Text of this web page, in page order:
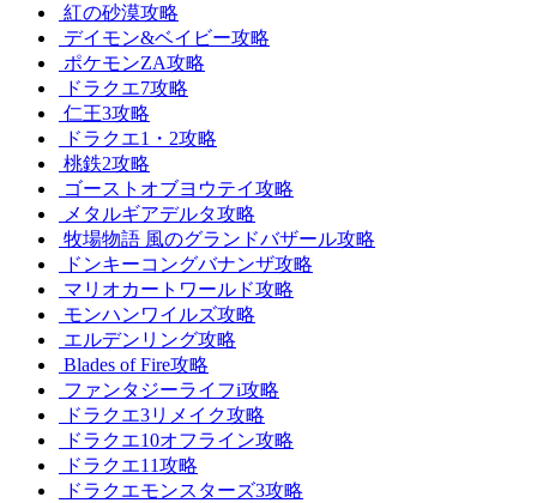
紅の砂漠攻略
デイモン&ベイビー攻略
ポケモンZA攻略
ドラクエ7攻略
仁王3攻略
ドラクエ1・2攻略
桃鉄2攻略
ゴーストオブヨウテイ攻略
メタルギアデルタ攻略
牧場物語 風のグランドバザール攻略
ドンキーコングバナンザ攻略
マリオカートワールド攻略
モンハンワイルズ攻略
エルデンリング攻略
Blades of Fire攻略
ファンタジーライフi攻略
ドラクエ3リメイク攻略
ドラクエ10オフライン攻略
ドラクエ11攻略
ドラクエモンスターズ3攻略